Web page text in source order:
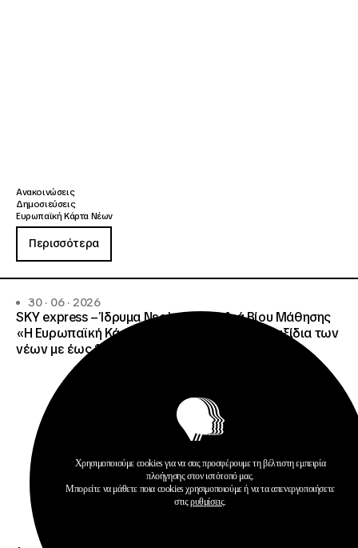
Ανακοινώσεις
Δημοσιεύσεις
Ευρωπαϊκή Κάρτα Νέων
Περισσότερα
30 · 06 · 2026
SKY express – Ίδρυμα Νεολαίας και Διά Βίου Μάθησης
«Η Ευρωπαϊκή Κάρτα Νέων απογειώνει τα ταξίδια των
νέων με έως 15% έκπτωση στη SKY express»
Χρησιμοποιούμε cookies για να σας προσφέρουμε τη βέλτιστη εμπειρία
πλοήγησης στον ιστότοπό μας.
Μπορείτε να μάθετε ποια cookies χρησιμοποιούμε ή να τα απενεργοποιήσετε
στιςρυθμίσεις.